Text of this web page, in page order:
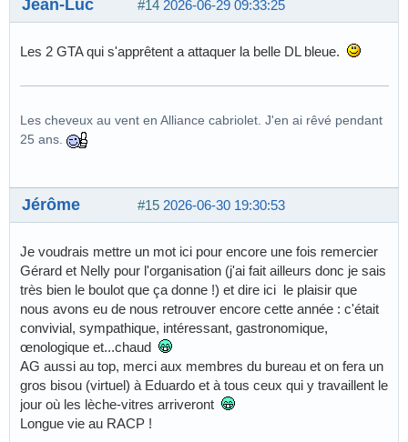
#14 2026-06-29 09:33:25
Jean-Luc
Les 2 GTA qui s'apprêtent a attaquer la belle DL bleue.
Les cheveux au vent en Alliance cabriolet. J'en ai rêvé pendant
25 ans.
#15 2026-06-30 19:30:53
Jérôme
Je voudrais mettre un mot ici pour encore une fois remercier
Gérard et Nelly pour l'organisation (j'ai fait ailleurs donc je sais
très bien le boulot que ça donne !) et dire ici le plaisir que
nous avons eu de nous retrouver encore cette année : c'était
convivial, sympathique, intéressant, gastronomique,
œnologique et...chaud
AG aussi au top, merci aux membres du bureau et on fera un
gros bisou (virtuel) à Eduardo et à tous ceux qui y travaillent le
jour où les lèche-vitres arriveront
Longue vie au RACP !